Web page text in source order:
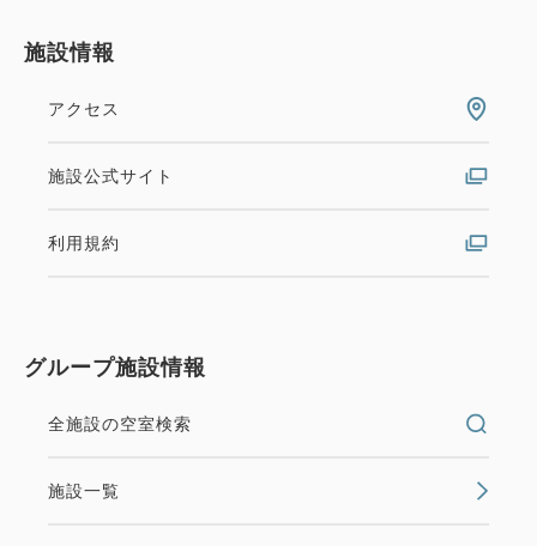
施設情報
アクセス
施設公式サイト
利用規約
グループ施設情報
全施設の空室検索
施設一覧